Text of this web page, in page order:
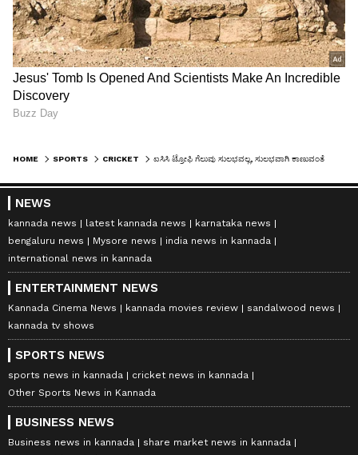
HOME SPORTS CRICKET
NEWS
kannada news latest kannada news
karnataka news
bengaluru news
Mysore news
india news in kannada
international news in kannada
ENTERTAINMENT NEWS
Kannada Cinema News kannada movies review
sandalwood news
kannada tv shows
SPORTS NEWS
sports news in kannada
cricket news in kannada
Other Sports News in Kannada
BUSINESS NEWS
Business news in kannada
share market news in kannada